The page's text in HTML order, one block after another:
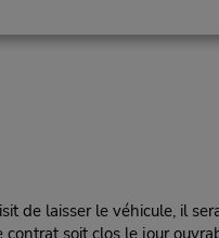
de laisser le véhicule, il